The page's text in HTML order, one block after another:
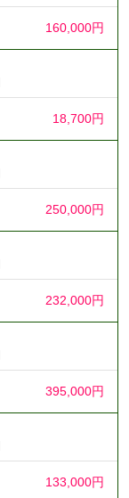
160,000円
18,700円
250,000円
232,000円
395,000円
133,000円